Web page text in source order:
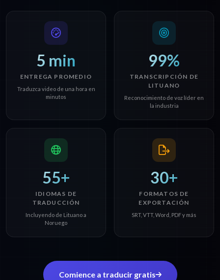
5 min
ENTREGA PROMEDIO
Traduzca video de una hora en
minutos
99%
TRANSCRIPCIÓN DE
LITUANO
Reconocimiento de voz líder en
la industria
55+
IDIOMAS DE
TRADUCCIÓN
Incluyendo de Lituano a
Noruego
30+
FORMATOS DE
EXPORTACIÓN
SRT, VTT, Word, PDF y más
Comience a traducir gratis